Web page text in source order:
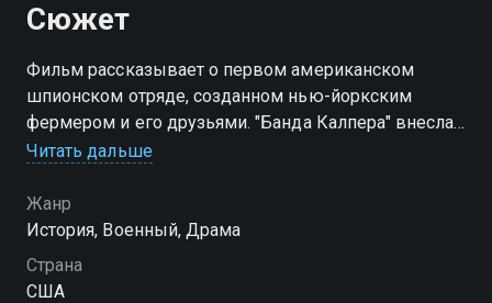
Сюжет
Фильм рассказывает о первом американском
шпионском отряде, созданном нью-йоркским
фермером и его друзьями. "Банда Калпера" внесла
значительный вклад в победу северян в войне за
Посмотреть онлайн 1 сезон сериала Агент вы
можете совершенно бесплатно в хорошем HD
качестве на Смотрёшке
Читать дальше
Жанр
История, Военный, Драма
Страна
США